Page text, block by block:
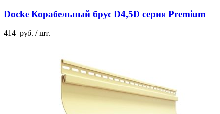
Docke Корабельный брус D4,5D серия Premium
414 руб. / шт.